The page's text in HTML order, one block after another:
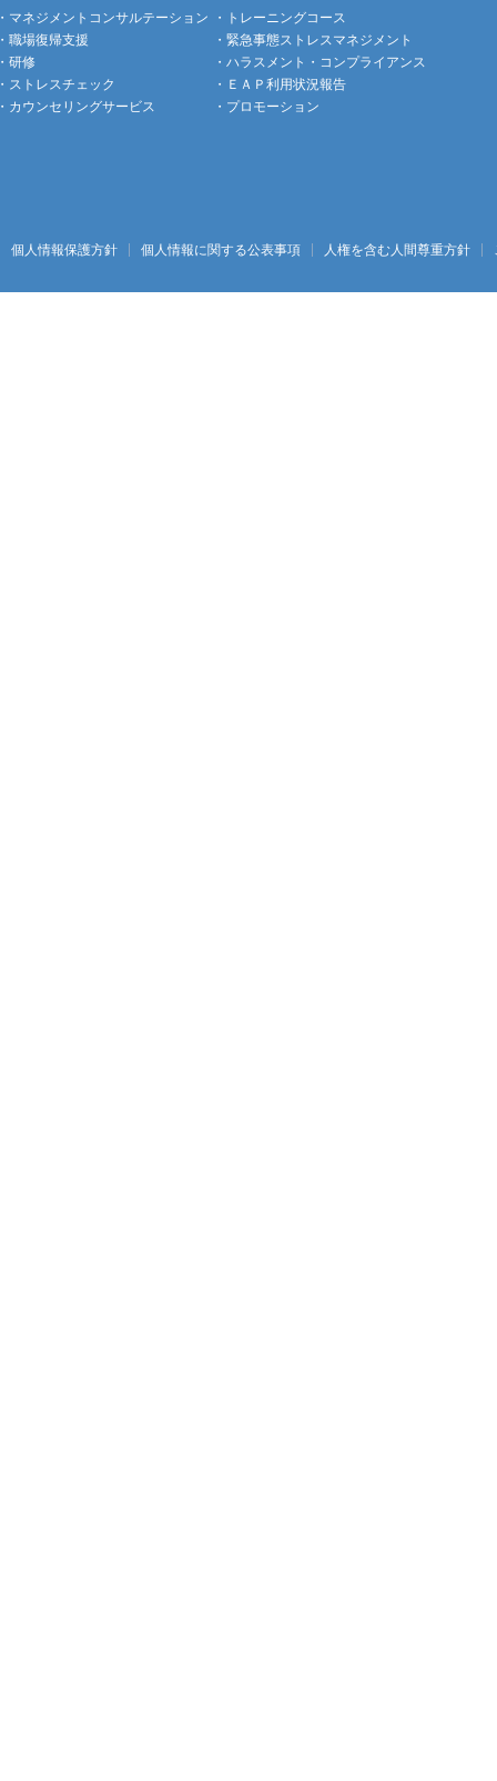
マネジメントコンサルテーション
トレーニングコース
職場復帰支援
緊急事態ストレスマネジメント
研修
ハラスメント・コンプライアンス
ストレスチェック
ＥＡＰ利用状況報告
カウンセリングサービス
プロモーション
個人情報保護方針 個人情報に関する公表事項 人権を含む人間尊重方針